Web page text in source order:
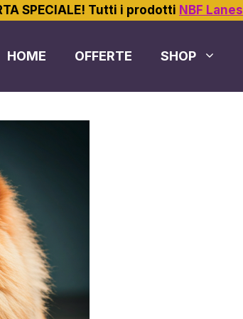
SPECIALE! Tutti i prodotti NBF Lanes
HOME OFFERTE SHOP